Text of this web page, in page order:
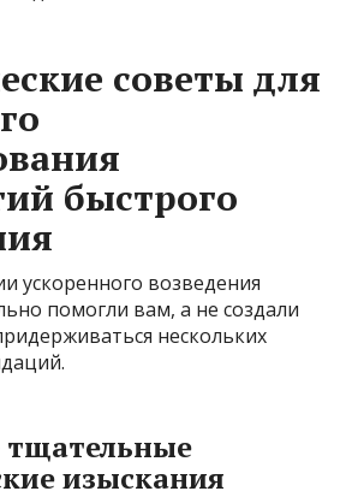
советы для
быстрого
ускоренного возведения
помогли вам, а не создали
нескольких
тщательные
изыскания